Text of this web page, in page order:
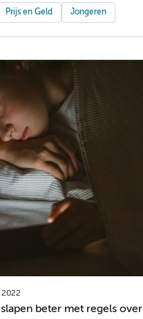
Prijs en Geld Jongeren
beter met regels